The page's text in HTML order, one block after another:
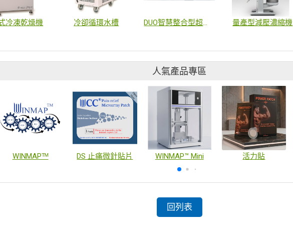
冷凍乾燥機 冷卻循環水槽 DUO智慧整合型超純水系統 量產型減壓濃縮機
人氣產品專區
WINMAPᵀᴹ DS 止痛微針貼片 WINMAP™ Mini 活力貼
回列表